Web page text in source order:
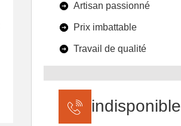
Artisan passionné
Prix imbattable
Travail de qualité
indisponible